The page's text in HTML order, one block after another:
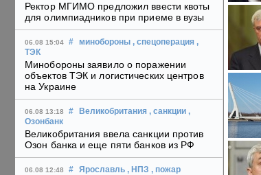
Ректор МГИМО предложил ввести квоты
для олимпиадников при приеме в вузы
06.08 15:04 # минобороны , спецоперация ,
ТЭК
Минобороны заявило о поражении
объектов ТЭК и логистических центров
на Украине
06.08 13:18 # Великобритания , санкции ,
Озонбанк
Великобритания ввела санкции против
Озон банка и еще пяти банков из РФ
06.08 12:48 # Ярославль , НПЗ , пожар